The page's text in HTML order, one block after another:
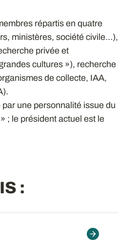
répartis en quatre
ministères, société civile…),
privée et
cultures »), recherche
de collecte, IAA,
une personnalité issue du
; le président actuel est le
: